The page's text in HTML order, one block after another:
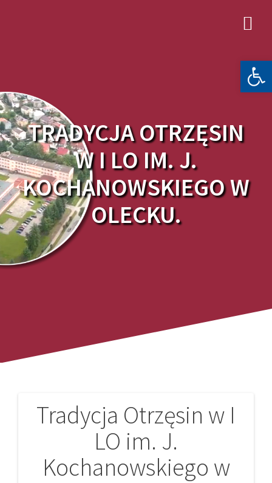
TRADYCJA OTRZĘSIN
W I LO IM. J.
KOCHANOWSKIEGO W
OLECKU.
Tradycja Otrzęsin w I
LO im. J.
Kochanowskiego w
Nawigacja